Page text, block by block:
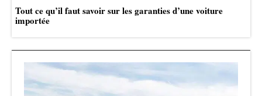
Tout ce qu’il faut savoir sur les garanties d’une voiture
importée